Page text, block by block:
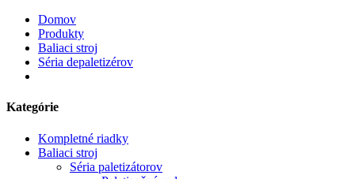
Domov
Produkty
Baliaci stroj
Séria depaletizérov
Kategórie
Kompletné riadky
Baliaci stroj
Séria paletizátorov